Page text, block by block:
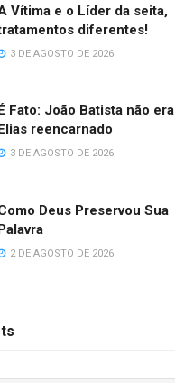
Vítima e o Líder da seita,
diferentes!
3 DE AGOSTO DE 2026
É Fato: João Batista não era
Elias reencarnado
3 DE AGOSTO DE 2026
Deus Preservou Sua
2 DE AGOSTO DE 2026